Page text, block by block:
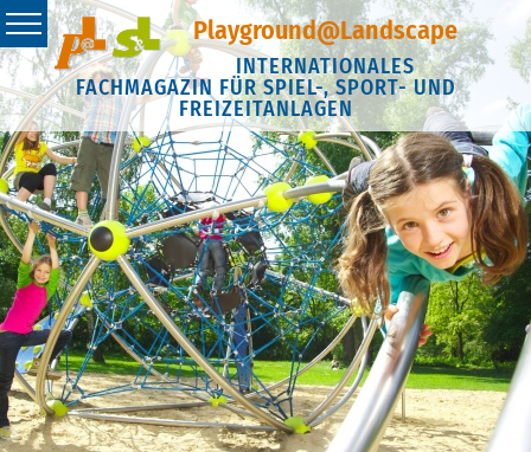
Playground@Landscape
INTERNATIONALES
FACHMAGAZIN FÜR SPIEL-, SPORT- UND
FREIZEITANLAGEN